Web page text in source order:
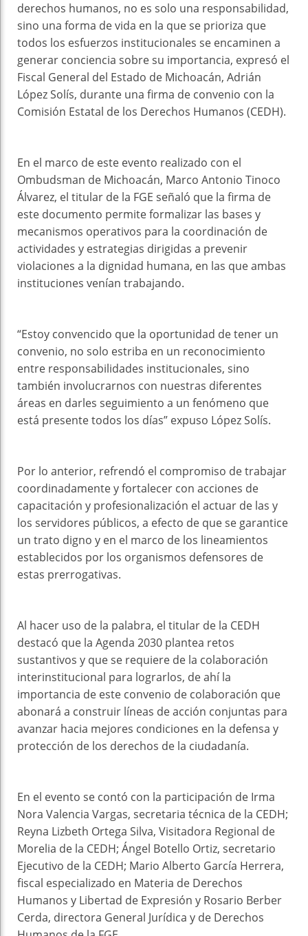
derechos humanos, no es solo una responsabilidad,
sino una forma de vida en la que se prioriza que
todos los esfuerzos institucionales se encaminen a
generar conciencia sobre su importancia, expresó el
Fiscal General del Estado de Michoacán, Adrián
López Solís, durante una firma de convenio con la
Comisión Estatal de los Derechos Humanos (CEDH).
En el marco de este evento realizado con el
Ombudsman de Michoacán, Marco Antonio Tinoco
Álvarez, el titular de la FGE señaló que la firma de
este documento permite formalizar las bases y
mecanismos operativos para la coordinación de
actividades y estrategias dirigidas a prevenir
violaciones a la dignidad humana, en las que ambas
instituciones venían trabajando.
“Estoy convencido que la oportunidad de tener un
convenio, no solo estriba en un reconocimiento
entre responsabilidades institucionales, sino
también involucrarnos con nuestras diferentes
áreas en darles seguimiento a un fenómeno que
está presente todos los días” expuso López Solís.
Por lo anterior, refrendó el compromiso de trabajar
coordinadamente y fortalecer con acciones de
capacitación y profesionalización el actuar de las y
los servidores públicos, a efecto de que se garantice
un trato digno y en el marco de los lineamientos
establecidos por los organismos defensores de
estas prerrogativas.
Al hacer uso de la palabra, el titular de la CEDH
destacó que la Agenda 2030 plantea retos
sustantivos y que se requiere de la colaboración
interinstitucional para lograrlos, de ahí la
importancia de este convenio de colaboración que
abonará a construir líneas de acción conjuntas para
avanzar hacia mejores condiciones en la defensa y
protección de los derechos de la ciudadanía.
En el evento se contó con la participación de Irma
Nora Valencia Vargas, secretaria técnica de la CEDH;
Reyna Lizbeth Ortega Silva, Visitadora Regional de
Morelia de la CEDH; Ángel Botello Ortiz, secretario
Ejecutivo de la CEDH; Mario Alberto García Herrera,
fiscal especializado en Materia de Derechos
Humanos y Libertad de Expresión y Rosario Berber
Cerda, directora General Jurídica y de Derechos